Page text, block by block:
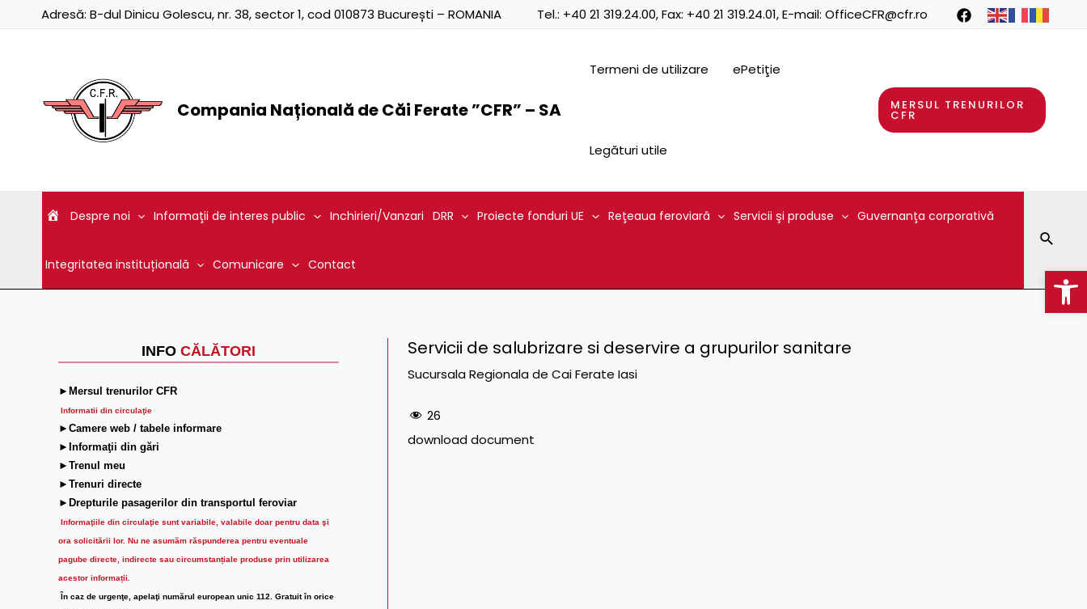
Adresă: B-dul Dinicu Golescu, nr. 38, sector 1, cod 010873 București – ROMANIA Tel.: +40 21 319.24.00, Fax: +40 21 319.24.01, E-mail: OfficeCFR@cfr.ro
Compania Națională de Căi Ferate ”CFR” – SA
Termeni de utilizare ePetiţie
Legături utile
MERSUL TRENURILOR
CFR
Despre noi Informaţii de interes public Inchirieri/Vanzari DRR Proiecte fonduri UE Reţeaua feroviară Servicii şi produse Guvernanţa corporativă
Integritatea instituțională Comunicare Contact
INFO CĂLĂTORI
►Mersul trenurilor CFR
Informatii din circulaţie
►Camere web / tabele informare
►Informaţii din gări
►Trenul meu
►Trenuri directe
►Drepturile pasagerilor din transportul feroviar
Informaţiile din circulaţie sunt variabile, valabile doar pentru data şi
ora solicitării lor. Nu ne asumăm răspunderea pentru eventuale
pagube directe, indirecte sau circumstanțiale produse prin utilizarea
acestor informații.
În caz de urgenţe, apelaţi numărul european unic 112. Gratuit în orice
Servicii de salubrizare si deservire a grupurilor sanitare
Sucursala Regionala de Cai Ferate Iasi
26
download document